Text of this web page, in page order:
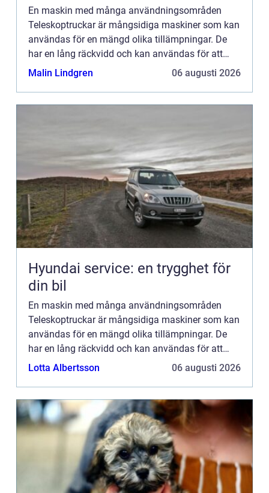
En maskin med många användningsområden
Teleskoptruckar är mångsidiga maskiner som kan
användas för en mängd olika tillämpningar. De
har en lång räckvidd och kan användas för att
flytta material i trånga utrymmen. Om du vill hyra
Malin Lindgren 06 augusti 2026
Hyundai service: en trygghet för
din bil
En maskin med många användningsområden
Teleskoptruckar är mångsidiga maskiner som kan
användas för en mängd olika tillämpningar. De
har en lång räckvidd och kan användas för att
flytta material i trånga utrymmen. Om du vill hyra
Lotta Albertsson 06 augusti 2026